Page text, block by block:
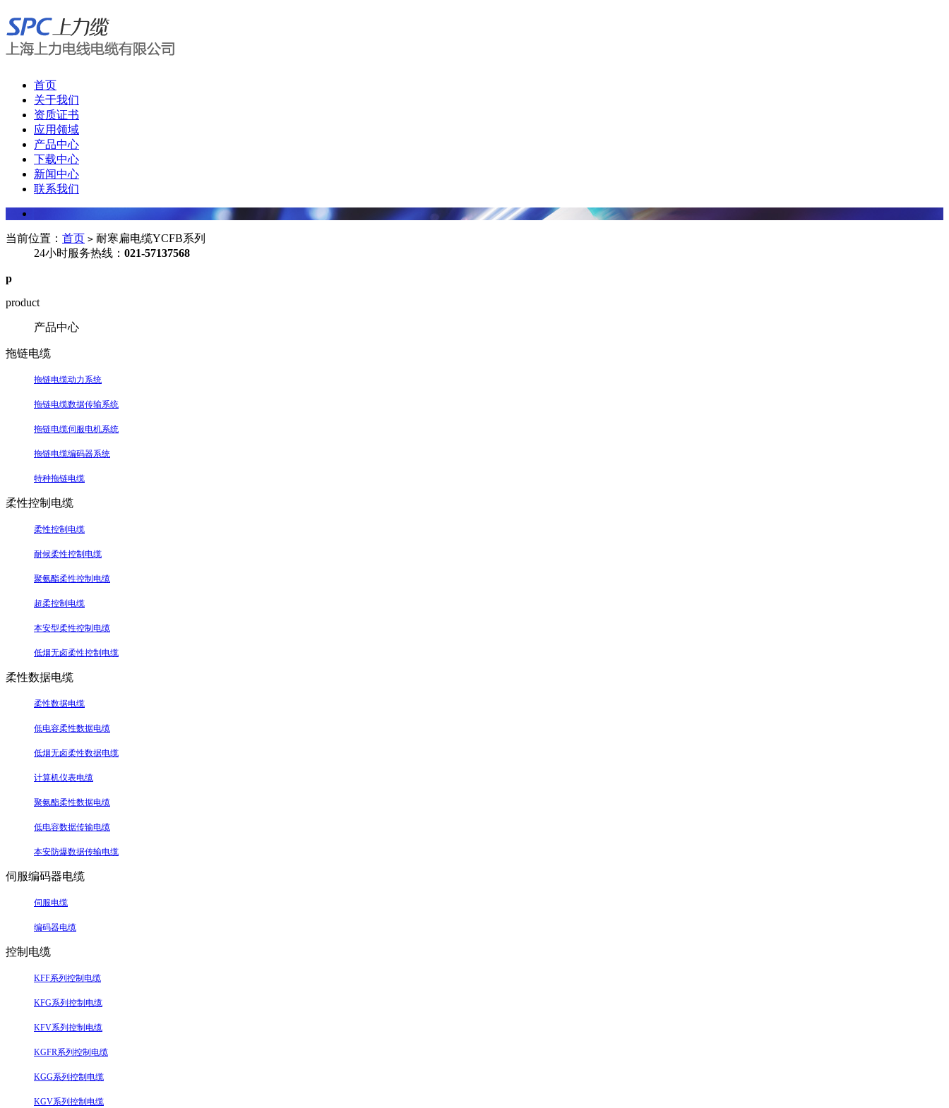
首页
关于我们
资质证书
应用领域
产品中心
下载中心
新闻中心
联系我们
当前位置： 首页 > 耐寒扁电缆YCFB系列
24小时服务热线： 021-57137568
p
product
产品中心
拖链电缆
拖链电缆动力系统
拖链电缆数据传输系统
拖链电缆伺服电机系统
拖链电缆编码器系统
特种拖链电缆
柔性控制电缆
柔性控制电缆
耐候柔性控制电缆
聚氨酯柔性控制电缆
超柔控制电缆
本安型柔性控制电缆
低烟无卤柔性控制电缆
柔性数据电缆
柔性数据电缆
低电容柔性数据电缆
低烟无卤柔性数据电缆
计算机仪表电缆
聚氨酯柔性数据电缆
低电容数据传输电缆
本安防爆数据传输电缆
伺服编码器电缆
伺服电缆
编码器电缆
控制电缆
KFF系列控制电缆
KFG系列控制电缆
KFV系列控制电缆
KGFR系列控制电缆
KGG系列控制电缆
KGV系列控制电缆